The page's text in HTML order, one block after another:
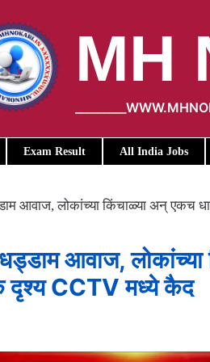
MH
Exam Result All India Jobs
आवाज, लोकांच्या किंचाळ्या अन् एकच
आवाज, लोकांच्या
दृश्य CCTV मध्ये कैद